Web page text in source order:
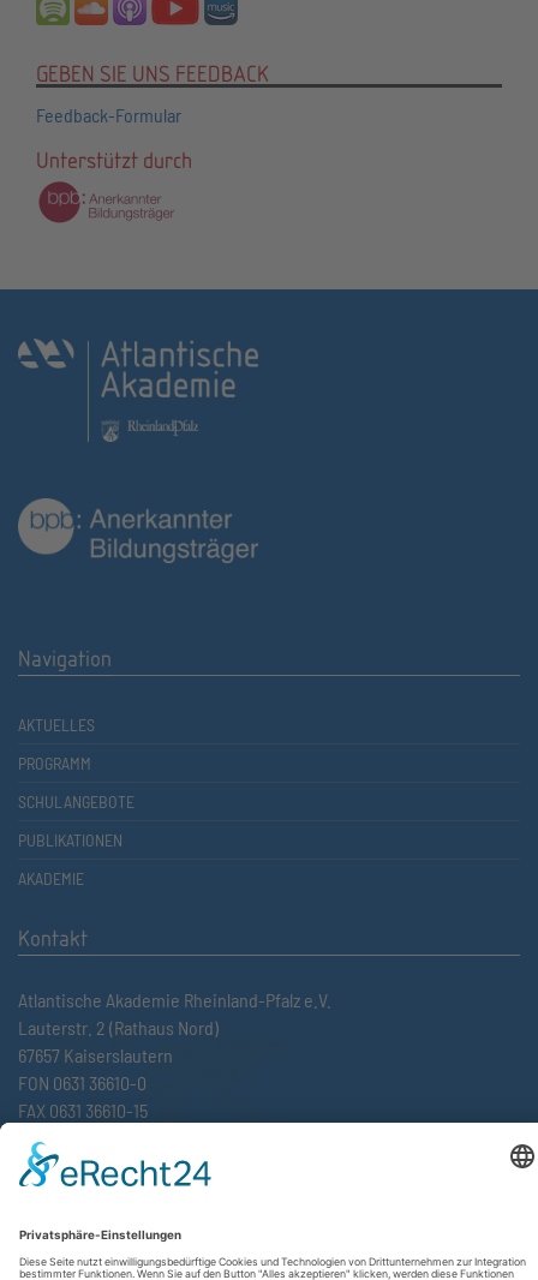
GEBEN SIE UNS FEEDBACK
Feedback-Formular
Unterstützt durch
Navigation
AKTUELLES
PROGRAMM
SCHULANGEBOTE
PUBLIKATIONEN
AKADEMIE
Kontakt
Atlantische Akademie Rheinland-Pfalz e.V.
Lauterstr. 2 (Rathaus Nord)
67657 Kaiserslautern
FON 0631 36610-0
FAX 0631 36610-15
©2026 Atlantische Akademie Rheinland-Pfalz e. V. |